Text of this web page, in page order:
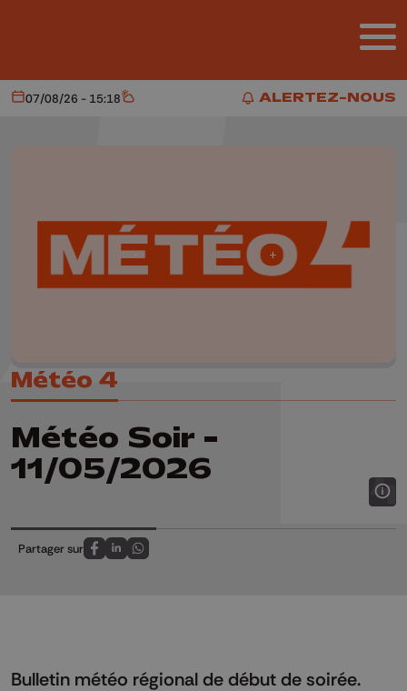
ALERTEZ-NOUS
ALERTEZ-NOUS
Aujourd'hui
07/08/26 - 15:18 Météo
Météo 4
Météo Soir -
11/05/2026
Partager sur
Partagez sur FaceBook
Partagez sur LinkedIn
Partagez sur Whatsapp
Bulletin météo régional de début de soirée.